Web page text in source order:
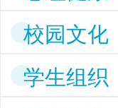
校园文化
学生组织